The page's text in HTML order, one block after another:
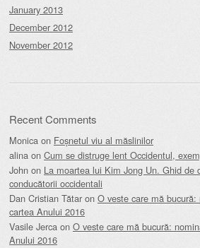
January 2013
December 2012
November 2012
Recent Comments
Monica on Foșnetul viu al măslinilor
alina on Cum se distruge lent Occidentul,
John on La moartea lui Kim Jong Un. Ghid de
conducătorii occidentali
Dan Cristian Tătar on O veste care mă
cartea Anului 2016
Vasile Jerca on O veste care mă bucură:
Anului 2016